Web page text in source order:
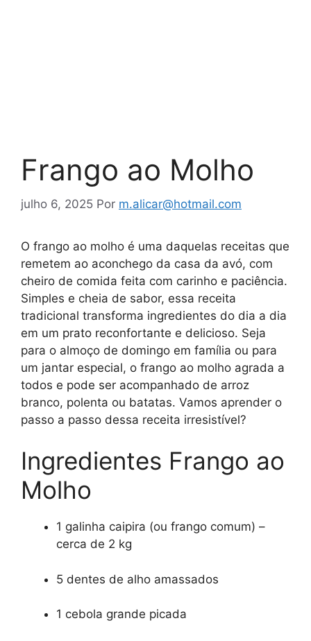
Frango ao Molho
julho 6, 2025 Por m.alicar@hotmail.com
O frango ao molho é uma daquelas receitas que
remetem ao aconchego da casa da avó, com
cheiro de comida feita com carinho e paciência.
Simples e cheia de sabor, essa receita
tradicional transforma ingredientes do dia a dia
em um prato reconfortante e delicioso. Seja
para o almoço de domingo em família ou para
um jantar especial, o frango ao molho agrada a
todos e pode ser acompanhado de arroz
branco, polenta ou batatas. Vamos aprender o
passo a passo dessa receita irresistível?
Ingredientes Frango ao
Molho
1 galinha caipira (ou frango comum) –
cerca de 2 kg
5 dentes de alho amassados
1 cebola grande picada